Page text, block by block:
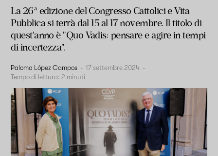
La 26ª edizione del Congresso Cattolici e Vita
Pubblica si terrà dal 15 al 17 novembre. Il titolo di
quest'anno è "Quo Vadis: pensare e agire in tempi
di incertezza".
Paloma López Campos - 17 settembre 2024 -
Tempo di lettura: 2 minuti